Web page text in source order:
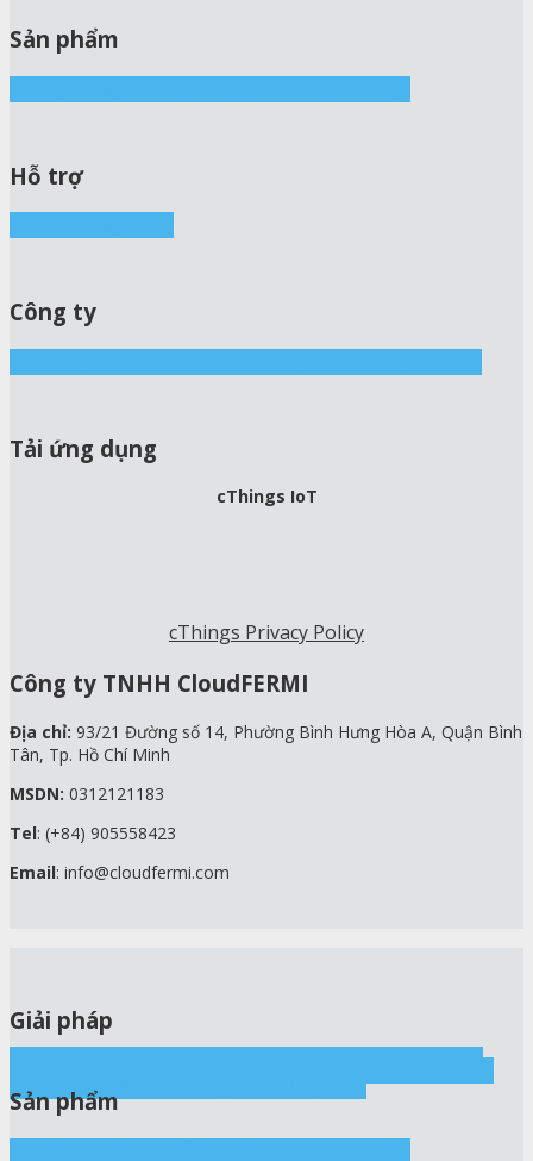
Sản phẩm
Hỗ trợ
Công ty
Tải ứng dụng
cThings IoT
cThings Privacy Policy
Công ty TNHH CloudFERMI
Địa chỉ: 93/21 Đường số 14, Phường Bình Hưng Hòa A, Quận Bình
Tân, Tp. Hồ Chí Minh
MSDN: 0312121183
Tel: (+84) 905558423
Email: info@cloudfermi.com
Giải pháp
thông minh
Sản phẩm